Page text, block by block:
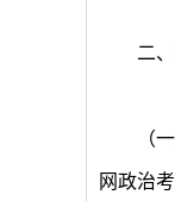
二、
（一）
网政治